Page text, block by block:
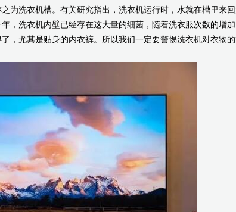
为洗衣机槽。有关研究指出，洗衣机运行时，水就在槽里来
，洗衣机内壁已经存在这大量的细菌，随着洗衣服次数的增
，尤其是贴身的内衣裤。所以我们一定要警惕洗衣机对衣物的